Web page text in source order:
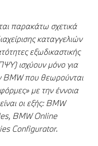
παρακάτω σχετικά
καταγγελιών
εξωδικαστικής
ισχύουν μόνο για
BMW που θεωρούνται
με την έννοια
οι εξής: BMW
BMW Online
Configurator.